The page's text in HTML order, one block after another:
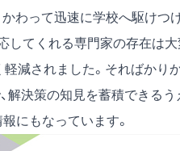
わって迅速に学校へ駆けつ
してくれる専門家の存在は
減されました。そればかり
決策の知見を蓄積できるう
にもなっています。